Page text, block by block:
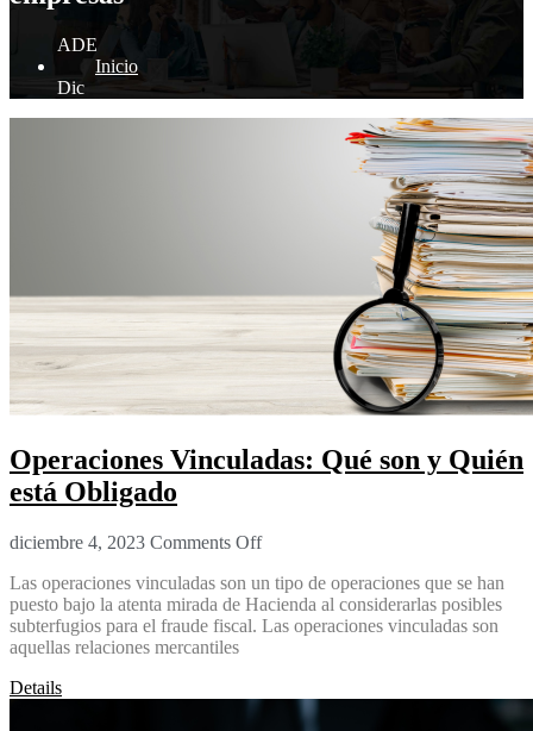
ADE
Inicio
Dic
Operaciones Vinculadas: Qué son y Quién
está Obligado
diciembre 4, 2023 Comments Off
Las operaciones vinculadas son un tipo de operaciones que se han
puesto bajo la atenta mirada de Hacienda al considerarlas posibles
subterfugios para el fraude fiscal. Las operaciones vinculadas son
aquellas relaciones mercantiles
Details